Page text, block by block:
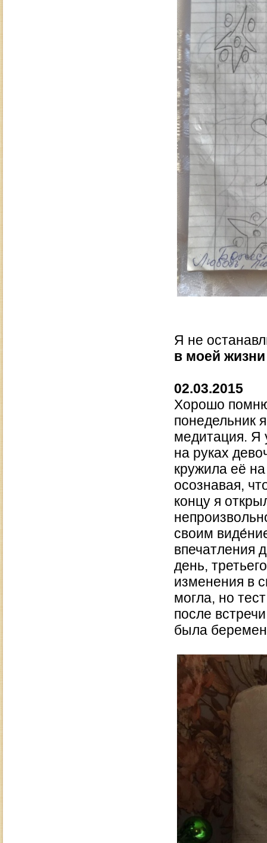
Я не
в моей
02.03.2015
Хорошо
понедельник
медитация. Я
на руках
кружила её
осознавая,
концу я
своим
впечатления
день,
изменения в
могла, но
после
была